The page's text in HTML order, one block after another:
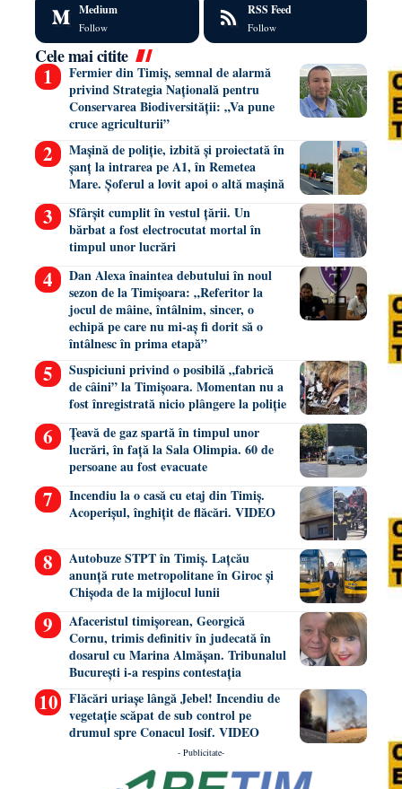
Medium
Follow
RSS Feed
Follow
Cele mai citite
Fermier din Timiș, semnal de alarmă
privind Strategia Națională pentru
Conservarea Biodiversității: „Va pune
cruce agriculturii”
Mașină de poliție, izbită și proiectată în
șanț la intrarea pe A1, în Remetea
Mare. Șoferul a lovit apoi o altă mașină
Sfârșit cumplit în vestul țării. Un
bărbat a fost electrocutat mortal în
timpul unor lucrări
Dan Alexa înaintea debutului în noul
sezon de la Timișoara: „Referitor la
jocul de mâine, întâlnim, sincer, o
echipă pe care nu mi-aș fi dorit să o
întâlnesc în prima etapă”
Suspiciuni privind o posibilă „fabrică
de câini” la Timișoara. Momentan nu a
fost înregistrată nicio plângere la poliție
Țeavă de gaz spartă în timpul unor
lucrări, în față la Sala Olimpia. 60 de
persoane au fost evacuate
Incendiu la o casă cu etaj din Timiș.
Acoperișul, înghițit de flăcări. VIDEO
Autobuze STPT în Timiș. Lațcău
anunță rute metropolitane în Giroc și
Chișoda de la mijlocul lunii
Afaceristul timișorean, Georgică
Cornu, trimis definitiv în judecată în
dosarul cu Marina Almășan. Tribunalul
București i-a respins contestația
Flăcări uriașe lângă Jebel! Incendiu de
vegetație scăpat de sub control pe
drumul spre Conacul Iosif. VIDEO
- Publicitate-